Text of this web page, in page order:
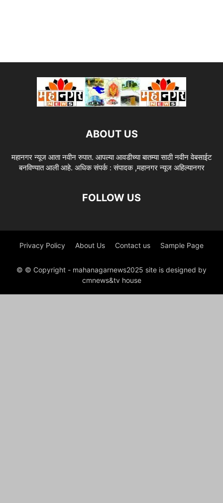
ABOUT US
महानगर न्यूज आता नवीन रुपात. आपल्या आवडीच्या बातम्या साठी नवीन वेबसाईट
बनविण्यात आली आहे. अधिक संपर्क : संपादक ,महानगर न्यूज अहिल्यानगर
FOLLOW US
Privacy Policy About Us Contact us Sample Page
© © Copyright - mahanagarnews2025 site is designed by
cmnews&tv house